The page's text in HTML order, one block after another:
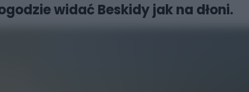
widać Beskidy jak na dłoni.